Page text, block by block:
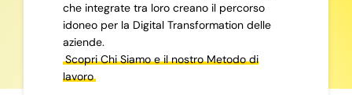
che integrate tra loro creano il percorso
idoneo per la Digital Transformation delle
aziende.
Scopri Chi Siamo e il nostro Metodo di
lavoro